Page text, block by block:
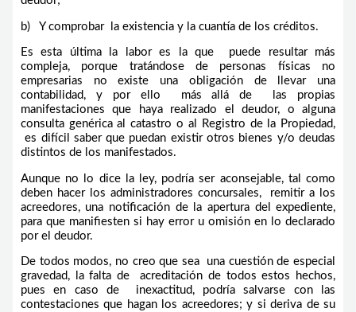
b) Y comprobar la existencia y la cuantía de los créditos.
Es esta última la labor es la que puede resultar más
compleja, porque tratándose de personas físicas no
empresarias no existe una obligación de llevar una
contabilidad, y por ello más allá de las propias
manifestaciones que haya realizado el deudor, o alguna
consulta genérica al catastro o al Registro de la Propiedad,
es difícil saber que puedan existir otros bienes y/o deudas
distintos de los manifestados.
Aunque no lo dice la ley, podría ser aconsejable, tal como
deben hacer los administradores concursales, remitir a los
acreedores, una notificación de la apertura del expediente,
para que manifiesten si hay error u omisión en lo declarado
por el deudor.
De todos modos, no creo que sea una cuestión de especial
gravedad, la falta de acreditación de todos estos hechos,
pues en caso de inexactitud, podría salvarse con las
contestaciones que hagan los acreedores; y si deriva de su